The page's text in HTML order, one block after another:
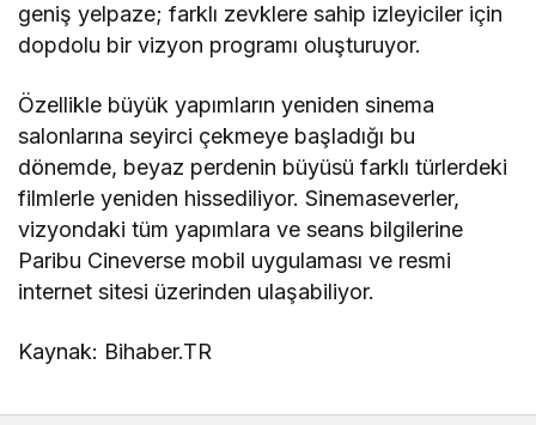
geniş yelpaze; farklı zevklere sahip izleyiciler için
dopdolu bir vizyon programı oluşturuyor.
Özellikle büyük yapımların yeniden sinema
salonlarına seyirci çekmeye başladığı bu
dönemde, beyaz perdenin büyüsü farklı türlerdeki
filmlerle yeniden hissediliyor. Sinemaseverler,
vizyondaki tüm yapımlara ve seans bilgilerine
Paribu Cineverse mobil uygulaması ve resmi
internet sitesi üzerinden ulaşabiliyor.
Kaynak: Bihaber.TR